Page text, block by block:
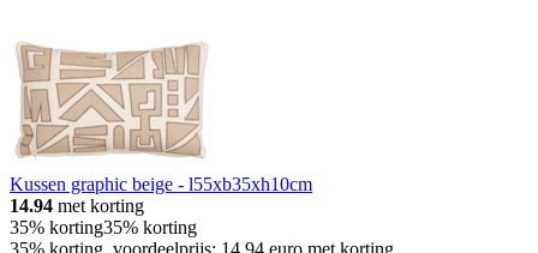
Kussen graphic beige - l55xb35xh10cm
14.94 met korting
35% korting35% korting